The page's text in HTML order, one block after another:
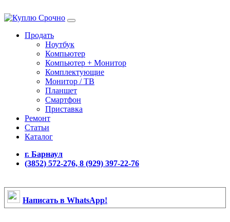
Продать
Ноутбук
Компьютер
Компьютер + Монитор
Комплектующие
Монитор / ТВ
Планшет
Смартфон
Приставка
Ремонт
Статьи
Каталог
г. Барнаул
(3852) 572-276, 8 (929) 397-22-76
Написать в WhatsApp!